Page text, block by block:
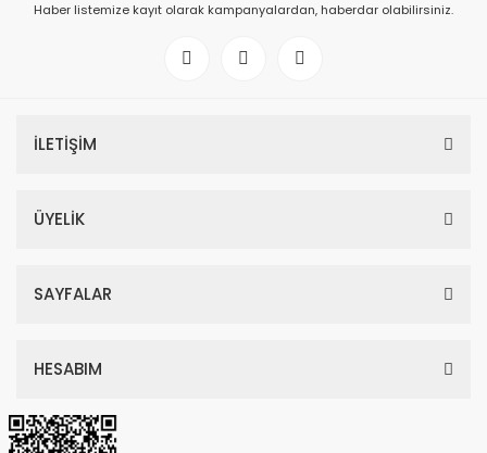
Haber listemize kayıt olarak kampanyalardan, haberdar olabilirsiniz.
İLETİŞİM
ÜYELİK
SAYFALAR
HESABIM